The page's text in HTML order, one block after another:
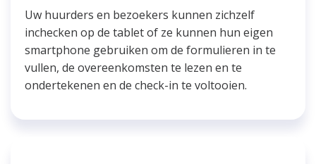
Uw huurders en bezoekers kunnen zichzelf
inchecken op de tablet of ze kunnen hun eigen
smartphone gebruiken om de formulieren in te
vullen, de overeenkomsten te lezen en te
ondertekenen en de check-in te voltooien.